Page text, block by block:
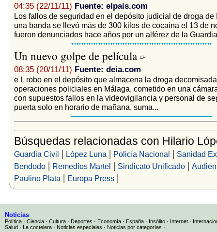
04:35 (22/11/11) Fuente: elpais.com
Los fallos de seguridad en el depósito judicial de droga de
una banda se llevó más de 300 kilos de cocaína el 13 de
fueron denunciados hace años por un alférez de la
Un nuevo golpe de película
08:35 (20/11/11) Fuente: deia.com
e L robo en el depósito que almacena la droga
operaciones policiales en Málaga, cometido en una
con supuestos fallos en la videovigilancia y personal de
puerta solo en horario de mañana, suma...
Búsquedas relacionadas con Hilario
Guardia Civil | López Luna | Policía Nacional | Sanidad
Bendodo| Remedios Martel | Sindicato Unificado|
Paulino Plata | Europa Press|
Noticias
Política · Ciencia · Cultura · Deportes · Economía · España · Insólito · Internet ·
Salud · La coctelera · Noticias especiales · Noticias por categorías ·